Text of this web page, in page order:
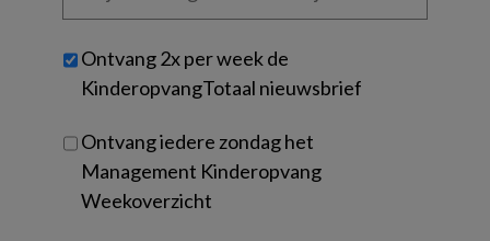
je?
Untitled
Ontvang 2x per week de
KinderopvangTotaal nieuwsbrief
Ontvang iedere zondag het
Management Kinderopvang
Weekoverzicht